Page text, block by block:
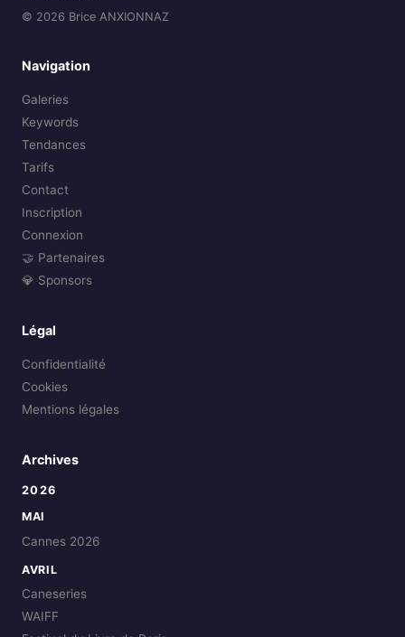
© 2026 Brice ANXIONNAZ
Navigation
Galeries
Keywords
Tendances
Tarifs
Contact
Inscription
Connexion
🤝 Partenaires
💎 Sponsors
Légal
Confidentialité
Cookies
Mentions légales
Archives
2026
MAI
Cannes 2026
AVRIL
Caneseries
WAIFF